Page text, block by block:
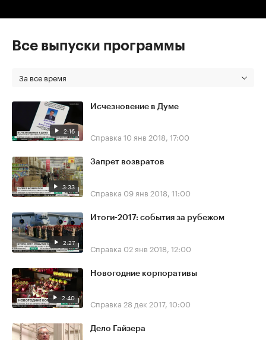
Все выпуски программы
За все время
2:16
Исчезновение в Думе
Справка 10 янв 2018, 17:00
3:33
Запрет возвратов
Справка 09 янв 2018, 11:00
2:27
Итоги-2017: события за рубежом
Справка 02 янв 2018, 12:00
2:40
Новогодние корпоративы
Справка 28 дек 2017, 10:00
Дело Гайзера